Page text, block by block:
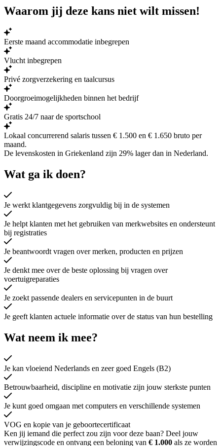
Waarom jij deze kans niet wilt missen!
Eerste maand accommodatie inbegrepen
Vlucht inbegrepen
Privé zorgverzekering en taalcursus
Doorgroeimogelijkheden binnen het bedrijf
Gratis 24/7 naar de sportschool
Lokaal concurrerend salaris tussen € 1.500 en € 1.650 bruto per
maand.
De levenskosten in Griekenland zijn 29% lagerdan in Nederland.
Wat ga ik doen?
Je werkt klantgegevens zorgvuldig bij in de systemen
Je helpt klanten met het gebruiken van merkwebsites en ondersteunt
bij registraties
Je beantwoordt vragen over merken, producten en prijzen
Je denkt mee over de beste oplossing bij vragen over
voertuigreparaties
Je zoekt passende dealers en servicepunten in de buurt
Je geeft klanten actuele informatie over de status van hun bestelling
Wat neem ik mee?
Je kan vloeiend Nederlands en zeer goed Engels (B2)
Betrouwbaarheid, discipline en motivatie zijn jouw sterkste punten
Je kunt goed omgaan met computers en verschillende systemen
VOG en kopie van je geboortecertificaat
Ken jij iemand die perfect zou zijn voor deze baan? Deel jouw
verwijzingscode en ontvang een beloning van € 1.000 als ze worden